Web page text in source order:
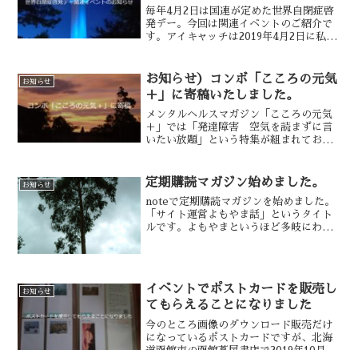
毎年4月2日は国連が定めた世界自閉症啓
発デー。今回は関連イベントのご紹介で
す。アイキャッチは2019年4月2日に私が
Zoom」（オンライン）うたりさん
（Twitter・...
お知らせ
お知らせ）コンボ「こころの元気
＋」に寄稿いたしました。
メンタルヘルスマガジン「こころの元気
＋」では「発達障害 空気を読まずに言
いたい放題」という特集が組まれており
原稿提出が済みましたのでお知らせいた
します。2020年12月...
お知らせ 定期購読マガジン始めました。
noteで定期購読マガジンを始めました。
「サイト運営よもやま話」というタイト
ルです。よもやまというほど多岐にわた
お知らせ
イベントでポストカードを販売し
てもらえることになりました
今のところ画像のダウンロード販売だけ
になっているポストカードですが、北海